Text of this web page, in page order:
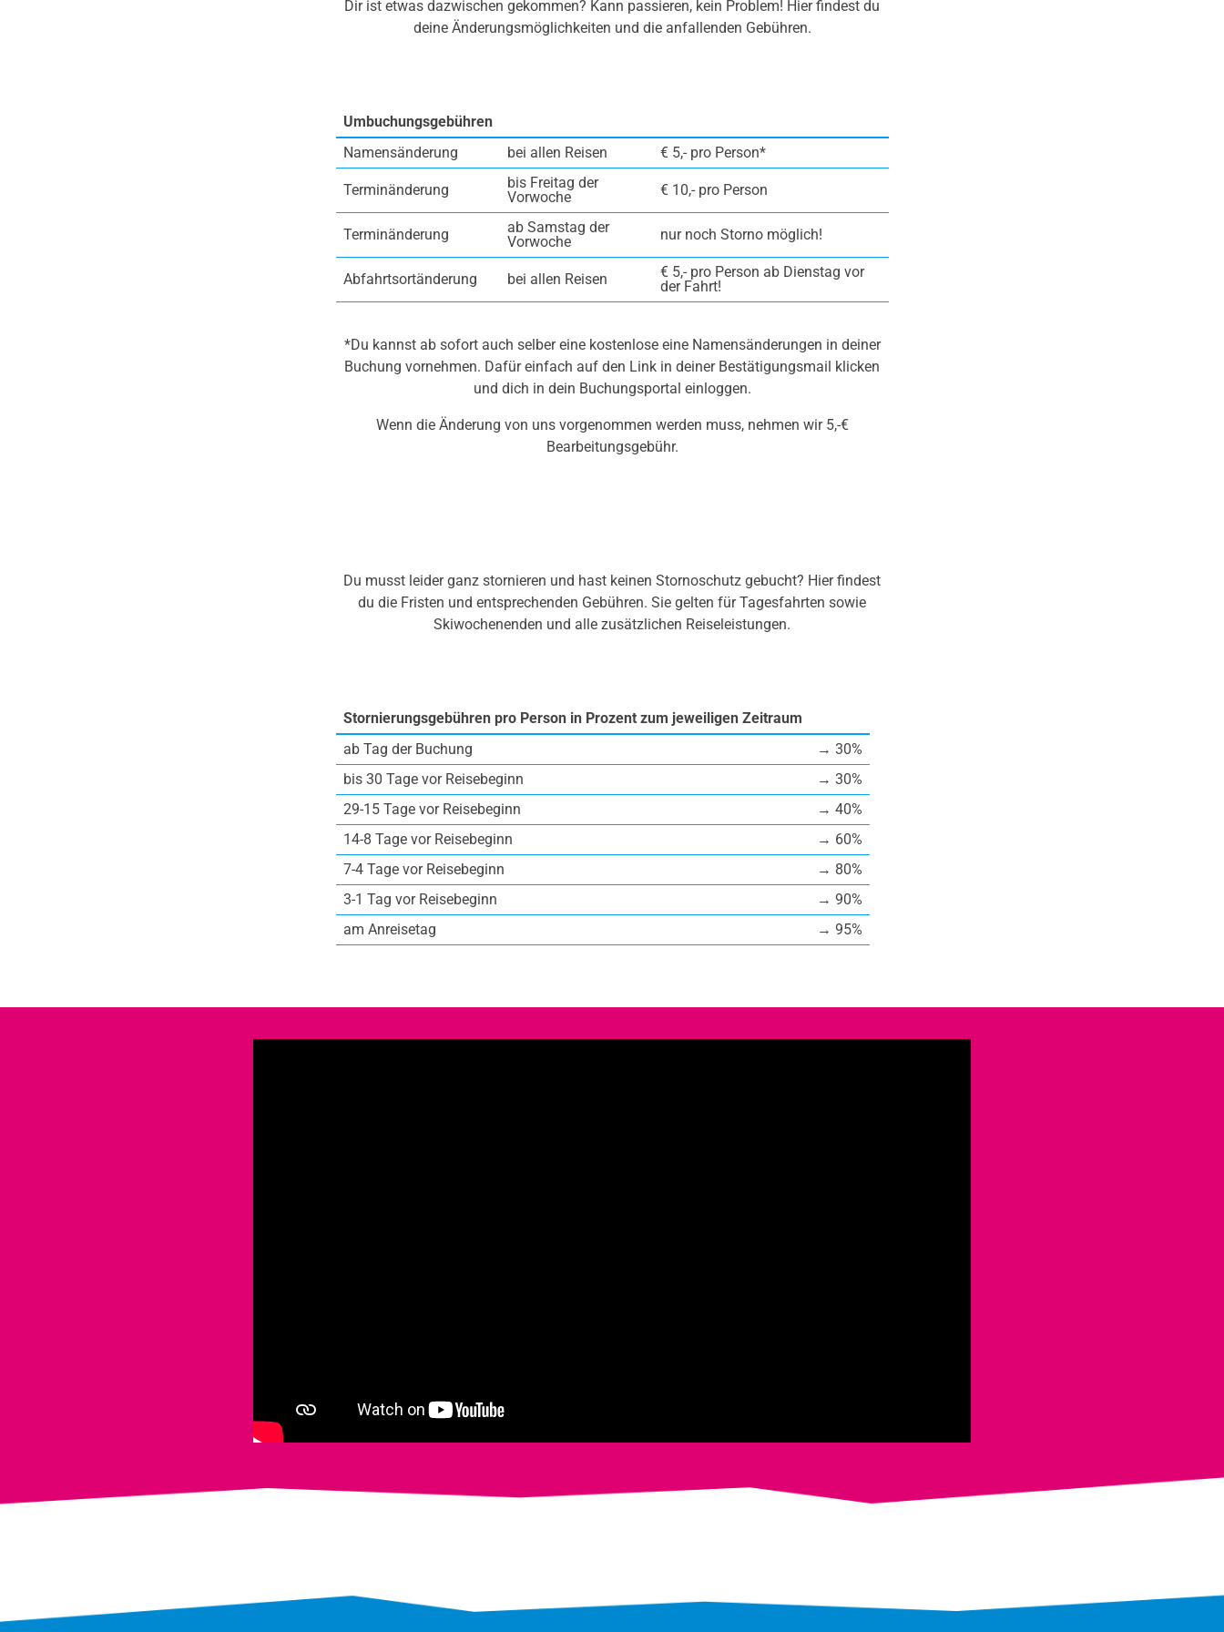
Dir ist etwas dazwischen gekommen? Kann passieren, kein Problem! Hier findest du
deine Änderungsmöglichkeiten und die anfallenden Gebühren.
Umbuchungsgebühren
Namensänderung
bei allen Reisen € 5,- pro Person*
Terminänderung
bis Freitag der
Vorwoche
€ 10,- pro Person
Terminänderung
ab Samstag der
Vorwoche
nur noch Storno möglich!
Abfahrtsortänderung bei allen Reisen
€ 5,- pro Person ab Dienstag vor
der Fahrt!
*Du kannst ab sofort auch selber eine kostenlose eine Namensänderungen in deiner
Buchung vornehmen. Dafür einfach auf den Link in deiner Bestätigungsmail klicken
und dich in dein Buchungsportal einloggen.
Wenn die Änderung von uns vorgenommen werden muss, nehmen wir 5,-€
Bearbeitungsgebühr.
Du musst leider ganz stornieren und hast keinen Stornoschutz gebucht? Hier findest
du die Fristen und entsprechenden Gebühren. Sie gelten für Tagesfahrten sowie
Skiwochenenden und alle zusätzlichen Reiseleistungen.
Stornierungsgebühren pro Person in Prozent zum jeweiligen Zeitraum
ab Tag der Buchung
→ 30%
bis 30 Tage vor Reisebeginn
→ 30%
29-15 Tage vor Reisebeginn
→ 40%
14-8 Tage vor Reisebeginn
→ 60%
7-4 Tage vor Reisebeginn
→ 80%
3-1 Tag vor Reisebeginn
→ 90%
am Anreisetag
→ 95%